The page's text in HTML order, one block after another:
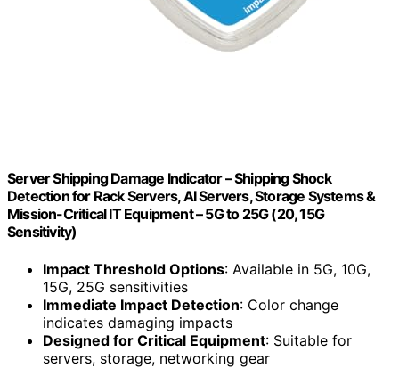
Server Shipping Damage Indicator – Shipping Shock
Detection for Rack Servers, AI Servers, Storage Systems &
Mission-Critical IT Equipment – 5G to 25G (20, 15G
Sensitivity)
Impact Threshold Options: Available in 5G, 10G,
15G, 25G sensitivities
Immediate Impact Detection: Color change
indicates damaging impacts
Designed for Critical Equipment: Suitable for
servers, storage, networking gear